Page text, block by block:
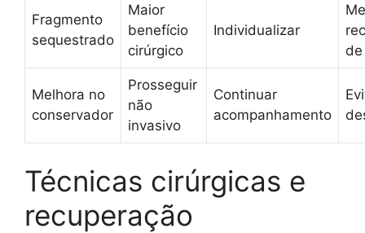
Fragmento
sequestrado
Maior
benefício
cirúrgico
Individualizar
Melhora no
conservador
Prosseguir
não
invasivo
Continuar
acompanhamento
Técnicas cirúrgicas e
recuperação